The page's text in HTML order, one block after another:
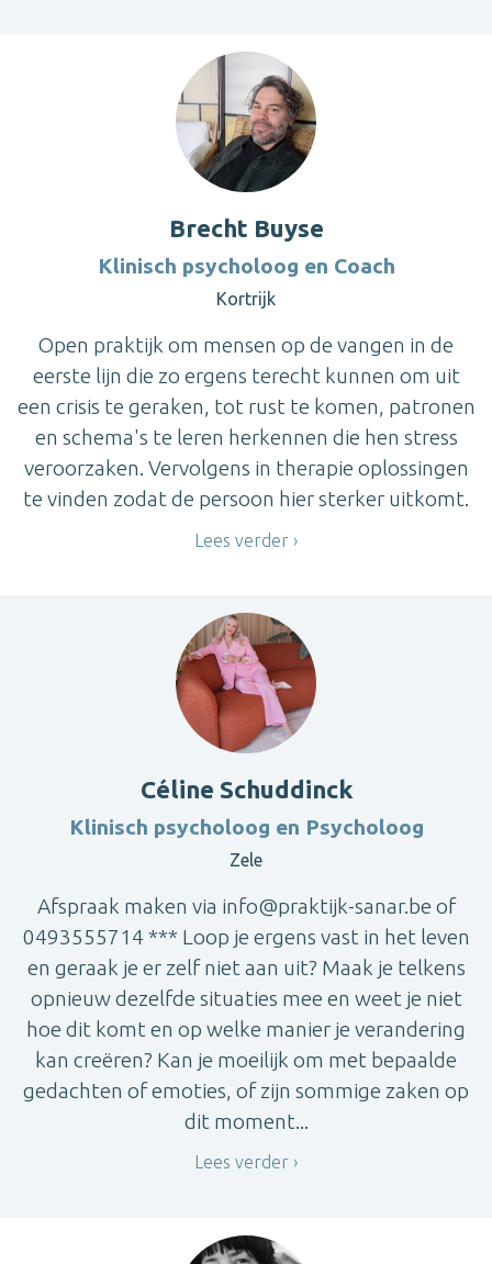
Brecht Buyse
Klinisch psycholoog en Coach
Kortrijk
Open praktijk om mensen op de vangen in de
eerste lijn die zo ergens terecht kunnen om uit
een crisis te geraken, tot rust te komen, patronen
en schema's te leren herkennen die hen stress
veroorzaken. Vervolgens in therapie oplossingen
te vinden zodat de persoon hier sterker uitkomt.
Lees verder
Céline Schuddinck
Klinisch psycholoog en Psycholoog
Zele
Afspraak maken via info@praktijk-sanar.be of
0493555714 *** Loop je ergens vast in het leven
en geraak je er zelf niet aan uit? Maak je telkens
opnieuw dezelfde situaties mee en weet je niet
hoe dit komt en op welke manier je verandering
kan creëren? Kan je moeilijk om met bepaalde
gedachten of emoties, of zijn sommige zaken op
dit moment...
Lees verder